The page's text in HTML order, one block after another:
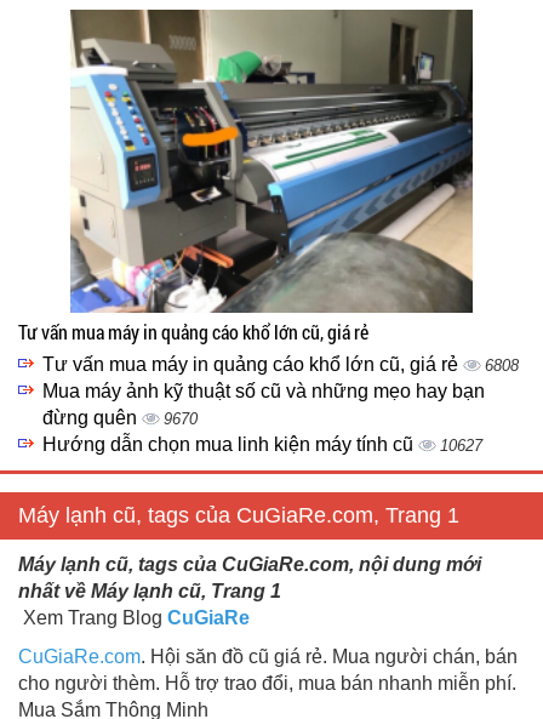
Tư vấn mua máy in quảng cáo khổ lớn cũ, giá rẻ
Tư vấn mua máy in quảng cáo khổ lớn cũ, giá rẻ 6808
Mua máy ảnh kỹ thuật số cũ và những mẹo hay bạn
đừng quên
9670
Hướng dẫn chọn mua linh kiện máy tính cũ 10627
Máy lạnh cũ, tags của CuGiaRe.com, Trang 1
Máy lạnh cũ, tags của CuGiaRe.com, nội dung mới
nhất về Máy lạnh cũ, Trang 1
Xem Trang Blog CuGiaRe
CuGiaRe.com. Hội săn đồ cũ giá rẻ. Mua người chán, bán
cho người thèm. Hỗ trợ trao đổi, mua bán nhanh miễn phí.
Mua Sắm Thông Minh